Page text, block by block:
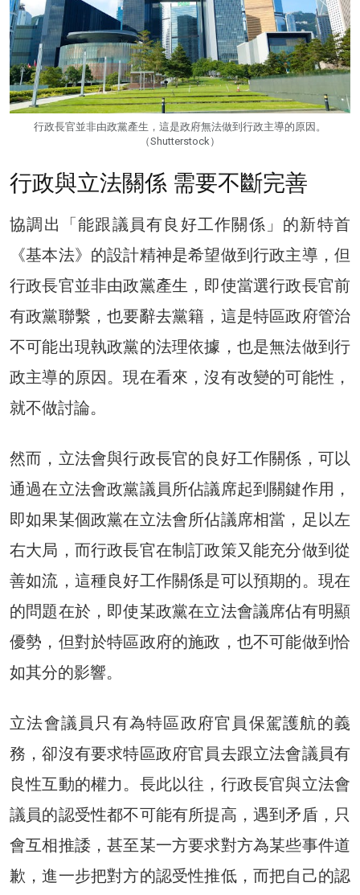
行政長官並非由政黨產生，這是政府無法做到行政主導的原因。
（Shutterstock）
行政與立法關係 需要不斷完善
協調出「能跟議員有良好工作關係」的新特首
《基本法》的設計精神是希望做到行政主導，但
行政長官並非由政黨產生，即使當選行政長官前
有政黨聯繫，也要辭去黨籍，這是特區政府管治
不可能出現執政黨的法理依據，也是無法做到行
政主導的原因。現在看來，沒有改變的可能性，
就不做討論。
然而，立法會與行政長官的良好工作關係，可以
通過在立法會政黨議員所佔議席起到關鍵作用，
即如果某個政黨在立法會所佔議席相當，足以左
右大局，而行政長官在制訂政策又能充分做到從
善如流，這種良好工作關係是可以預期的。現在
的問題在於，即使某政黨在立法會議席佔有明顯
優勢，但對於特區政府的施政，也不可能做到恰
如其分的影響。
立法會議員只有為特區政府官員保駕護航的義
務，卻沒有要求特區政府官員去跟立法會議員有
良性互動的權力。長此以往，行政長官與立法會
議員的認受性都不可能有所提高，遇到矛盾，只
會互相推諉，甚至某一方要求對方為某些事件道
歉，進一步把對方的認受性推低，而把自己的認